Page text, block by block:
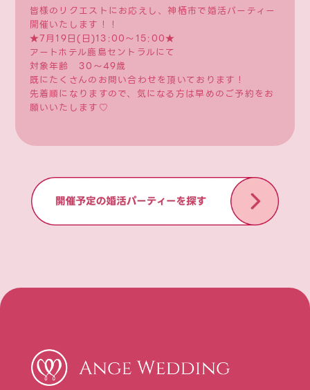
皆様のリクエストにお応えし、神栖市で婚活パーティー
開催いたします！！
★7月19日(日)13:00～15:00★
アートホテル鹿島セントラルにて
対象年齢 30～49歳
既にたくさんのお問い合わせを頂いております！
先着順になりますので、気になる方は早めのご予約をお
願いいたします♡